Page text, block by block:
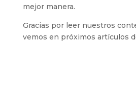
mejor manera.
Gracias por leer nuestros
vemos en próximos artículos